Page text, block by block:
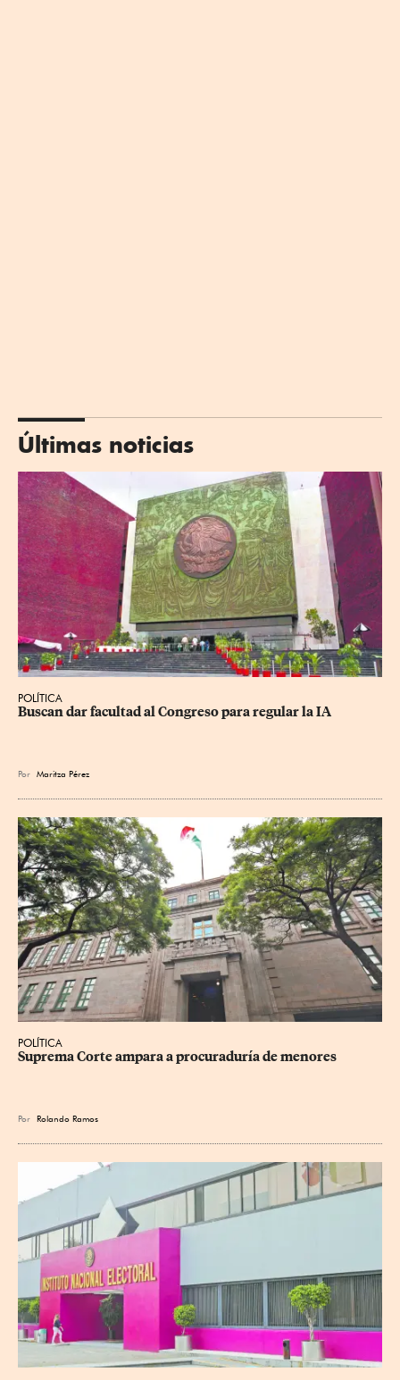
Últimas noticias
POLÍTICA
Buscan dar facultad al Congreso para regular la IA
Por Maritza Pérez
POLÍTICA
Suprema Corte ampara a procuraduría de menores
Por Rolando Ramos